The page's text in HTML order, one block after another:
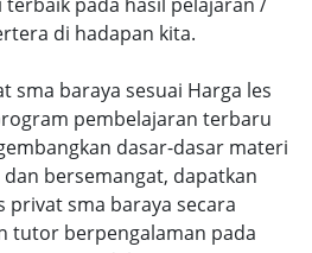
di hadapan kita.
sma baraya sesuai Harga les
pembelajaran terbaru
dasar-dasar materi
bersemangat, dapatkan
privat sma baraya secara
tutor berpengalaman pada